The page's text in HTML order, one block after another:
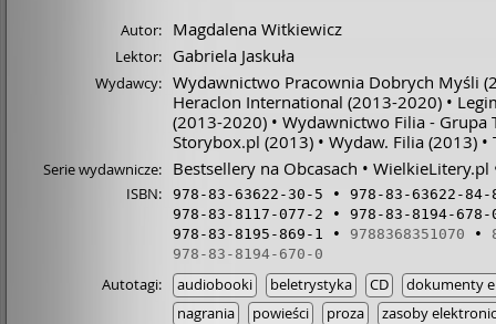
Autor: Magdalena Witkiewicz
Lektor: Gabriela Jaskuła
Wydawcy: Wydawnictwo Pracownia Dobrych Myśli
Heraclon International (2013-2020)
(2013-2020)
Wydawnictwo Filia - Grupa
Storybox.pl (2013) Wydaw. Filia (2013)
Serie wydawnicze: Bestsellery na Obcasach WielkieLitery.pl
ISBN: 978-83-63622-30-5
978-83-63622-84-
978-83-8117-077-2
978-83-8194-678-
978-83-8195-869-1
9788368351070
978-83-8194-670-0
Autotagi: audiobooki beletrystyka CD
dokumenty
nagrania
powieści proza zasoby